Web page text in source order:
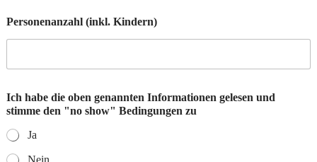
n
m
e
Personenanzahl (inkl. Kindern)
Ich habe die oben genannten Informationen gelesen und
stimme den "no show" Bedingungen zu
Ja
Nein